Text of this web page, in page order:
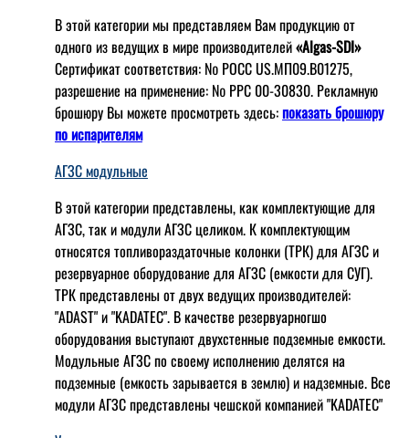
В этой категории мы представляем Вам продукцию от
одного из ведущих в мире производителей«Algas-SDI»
Сертификат соответствия: № РОСС US.МП09.В01275,
разрешение на применение: № РРС 00-30830. Рекламную
брошюру Вы можете просмотреть здесь:показать брошюру
по испарителям
АГЗС модульные
В этой категории представлены, как комплектующие для
АГЗС, так и модули АГЗС целиком. К комплектующим
относятся топливораздаточные колонки (ТРК) для АГЗС и
резервуарное оборудование для АГЗС (емкости для СУГ).
ТРК представлены от двух ведущих производителей:
"ADAST" и "KADATEC". В качестве резервуарногшо
оборудования выступают двухстенные подземные емкости.
Модульные АГЗС по своему исполнению делятся на
подземные (емкость зарывается в землю) и надземные. Все
модули АГЗС представлены чешской компанией "KADATEC"